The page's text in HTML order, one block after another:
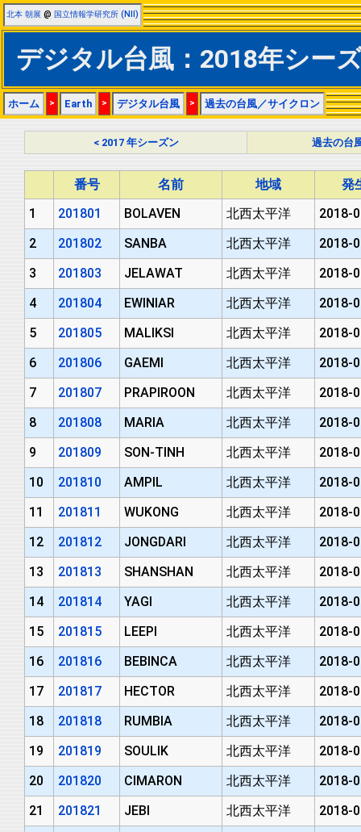
北本 朝展 @ 国立情報学研究所 (NII)
デジタル台風：2018年シー
ホーム > Earth > デジタル台風 > 過去の台風／サイクロン
< 2017 年シーズン 過去の台
番号 名前 地域
発
1
201801 BOLAVEN 北西太平洋
2018-
2
201802 SANBA 北西太平洋
2018-
3
201803 JELAWAT 北西太平洋
2018-
4
201804 EWINIAR 北西太平洋
2018-
5
201805 MALIKSI 北西太平洋
2018-
6
201806 GAEMI 北西太平洋
2018-
7
201807 PRAPIROON 北西太平洋
2018-
8
201808 MARIA 北西太平洋
2018-
9
201809 SON-TINH 北西太平洋
2018-
10
201810 AMPIL 北西太平洋
2018-
11
201811 WUKONG 北西太平洋
2018-
12
201812 JONGDARI 北西太平洋
2018-
13
201813 SHANSHAN 北西太平洋
2018-
14
201814 YAGI 北西太平洋
2018-
15
201815 LEEPI 北西太平洋
2018-
16
201816 BEBINCA 北西太平洋
2018-
17
201817 HECTOR 北西太平洋
2018-
18
201818 RUMBIA 北西太平洋
2018-
19
201819 SOULIK 北西太平洋
2018-
20
201820 CIMARON 北西太平洋
2018-
21
201821 JEBI 北西太平洋
2018-